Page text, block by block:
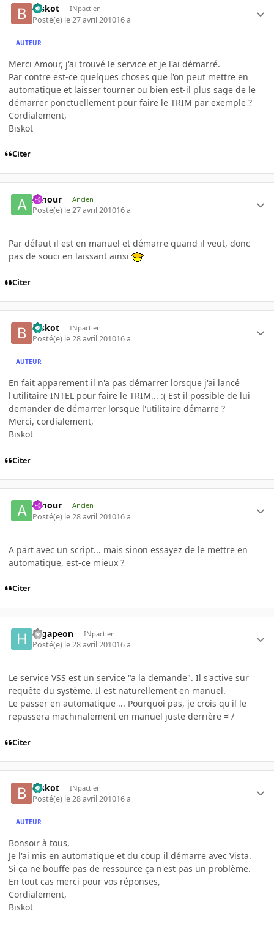
Biskot INpactien
Posté(e) le 27 avril 201016 a
AUTEUR
Merci Amour, j'ai trouvé le service et je l'ai démarré.
Par contre est-ce quelques choses que l'on peut mettre en
automatique et laisser tourner ou bien est-il plus sage de le
démarrer ponctuellement pour faire le TRIM par exemple ?
Cordialement,
Biskot
Citer
Amour Ancien
Posté(e) le 27 avril 201016 a
Par défaut il est en manuel et démarre quand il veut, donc
pas de souci en laissant ainsi
Citer
Biskot INpactien
Posté(e) le 28 avril 201016 a
AUTEUR
En fait apparement il n'a pas démarrer lorsque j'ai lancé
l'utilitaire INTEL pour faire le TRIM... :( Est il possible de lui
demander de démarrer lorsque l'utilitaire démarre ?
Merci, cordialement,
Biskot
Citer
Amour Ancien
Posté(e) le 28 avril 201016 a
A part avec un script... mais sinon essayez de le mettre en
automatique, est-ce mieux ?
Citer
Higapeon INpactien
Posté(e) le 28 avril 201016 a
Le service VSS est un service "a la demande". Il s'active sur
requête du système. Il est naturellement en manuel.
Le passer en automatique ... Pourquoi pas, je crois qu'il le
repassera machinalement en manuel juste derrière = /
Citer
Biskot INpactien
Posté(e) le 28 avril 201016 a
AUTEUR
Bonsoir à tous,
Je l'ai mis en automatique et du coup il démarre avec Vista.
Si ça ne bouffe pas de ressource ça n'est pas un problème.
En tout cas merci pour vos réponses,
Cordialement,
Biskot